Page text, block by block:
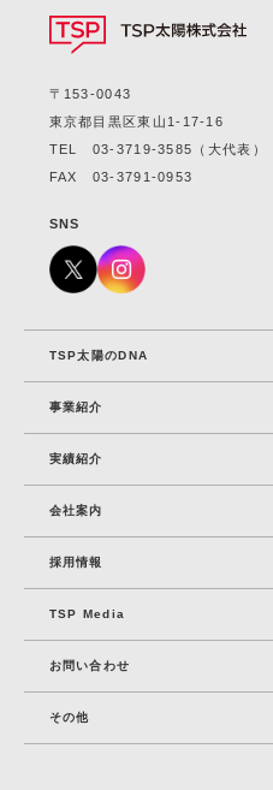
〒153-0043
東京都目黒区東山1-17-16
TEL 03-3719-3585
（大代表）
FAX 03-3791-0953
SNS
TSP太陽のDNA
事業紹介
実績紹介
会社案内
採⽤情報
TSP Media
お問い合わせ
その他